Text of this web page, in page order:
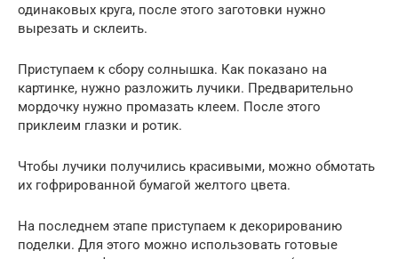
одинаковых круга, после этого заготовки нужно
вырезать и склеить.
Приступаем к сбору солнышка. Как показано на
картинке, нужно разложить лучики. Предварительно
мордочку нужно промазать клеем. После этого
приклеим глазки и ротик.
Чтобы лучики получились красивыми, можно обмотать
их гофрированной бумагой желтого цвета.
На последнем этапе приступаем к декорированию
поделки. Для этого можно использовать готовые